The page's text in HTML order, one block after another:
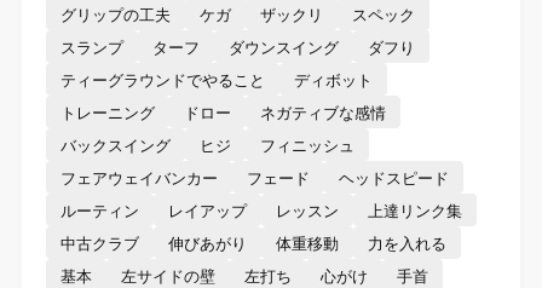
グリップの工夫
ケガ ザックリ
スペック
スランプ
ターフ ダウンスイング
ダフり
ティーグラウンドでやること
ディボット
トレーニング
ドロー
ネガティブな感情
バックスイング
ヒジ
フィニッシュ
フェアウェイバンカー
フェード
ヘッドスピード
ルーティン
レイアップ レッスン
上達リンク集
中古クラブ
伸びあがり 体重移動
力を入れる
基本
左サイドの壁 左打ち 心がけ
手首